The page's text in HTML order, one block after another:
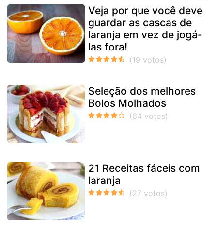
Veja por que você deve
guardar as cascas de
laranja em vez de jogá-
las fora!
Seleção dos melhores
Bolos Molhados
21 Receitas fáceis com
laranja